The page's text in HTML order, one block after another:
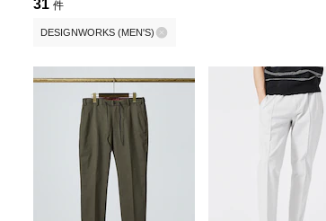
31 件
DESIGNWORKS (MEN'S)